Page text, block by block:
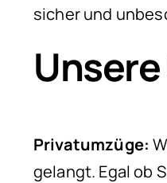
sicher und
Privatumzüge:
gelangt. Egal ob